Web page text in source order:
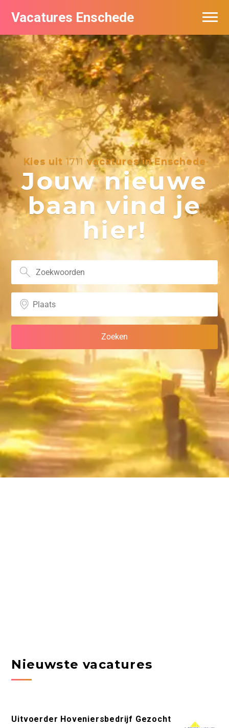
Vacatures Enschede
Kies uit 1711 vacatures in Enschede
Jouw nieuwe
baan vind je
hier!
Nieuwste vacatures
Uitvoerder Hoveniersbedrijf Gezocht
Vacatures per bedrijf
De populairste vacatures in Enschede
Nieuwsbrief feed